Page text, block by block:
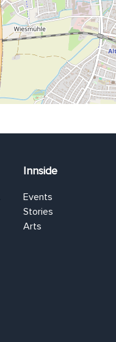
Innside
Events
Stories
Arts